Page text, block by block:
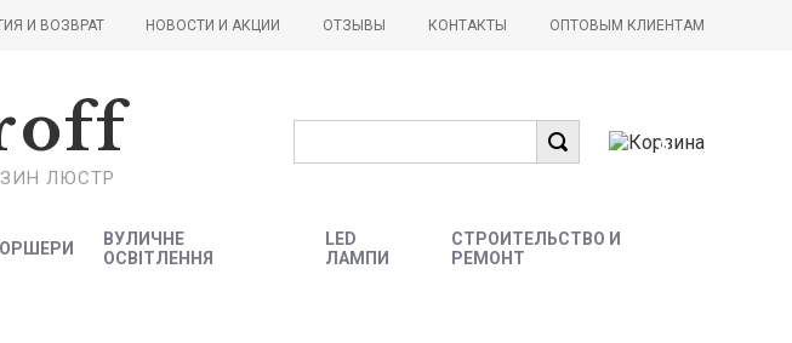
И ВОЗВРАТ НОВОСТИ И АКЦИИ ОТЗЫВЫ КОНТАКТЫ ОПТОВЫМ КЛИЕНТАМ
ЛЮСТР
0
ВУЛИЧНЕ
ОСВІТЛЕННЯ
LED
ЛАМПИ
СТРОИТЕЛЬСТВО И
РЕМОНТ